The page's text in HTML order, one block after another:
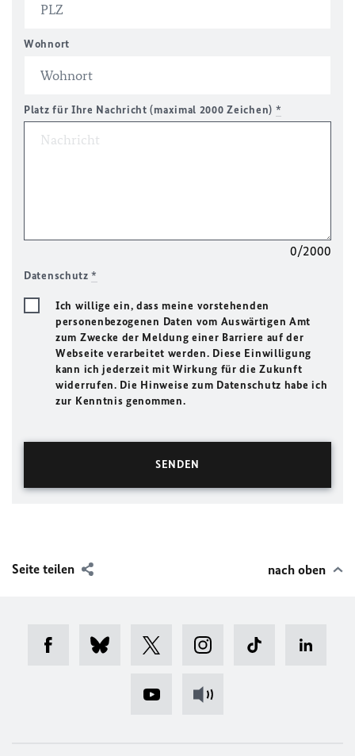
Wohnort
Platz für Ihre Nachricht (maximal 2000 Zeichen) *
0/2000
Datenschutz*
Ich willige ein, dass meine vorstehenden
personenbezogenen Daten vom Auswärtigen Amt
zum Zwecke der Meldung einer Barriere auf der
Webseite verarbeitet werden. Diese Einwilligung
kann ich jederzeit mit Wirkung für die Zukunft
widerrufen. Die Hinweise zum Datenschutz habe ich
zur Kenntnis genommen.
Seite teilen nach oben